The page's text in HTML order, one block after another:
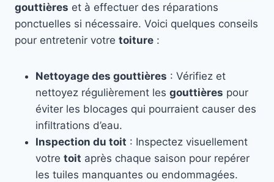
gouttières et à effectuer des réparations
ponctuelles si nécessaire. Voici quelques conseils
pour entretenir votre toiture :
Nettoyage des gouttières : Vérifiez et
nettoyez régulièrement les gouttières pour
éviter les blocages qui pourraient causer des
infiltrations d’eau.
Inspection du toit : Inspectez visuellement
votre toit après chaque saison pour repérer
les tuiles manquantes ou endommagées.